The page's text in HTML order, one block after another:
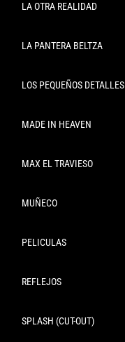
LA OTRA REALIDAD
LA PANTERA BELTZA
LOS PEQUEÑOS DETALLES
MADE IN HEAVEN
MAX EL TRAVIESO
MUÑECO
PELICULAS
REFLEJOS
SPLASH (CUT-OUT)